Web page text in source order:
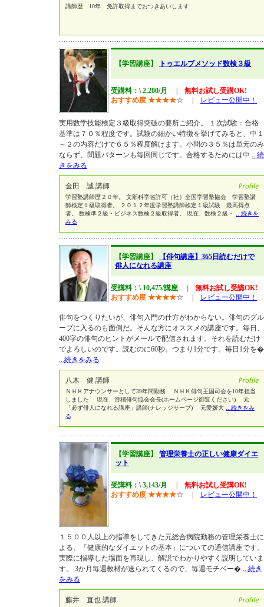
講師歴 10年 免許取得までおつきあいします
【学習講座】 トゥエルブメソッド数検３級
受講料：\ 2,200/月
無料お試し受講OK!
おすすめ度 ★★★★☆ レビュー公開中！
実用数学技能検定３級取得突破の要所ご紹介。 １次試験：合格
基準は７０％程度です。試験の細かい特徴を挙げてみると、中１
～２の内容だけで６５％程度解けます。小問の３５％は単元のみ
ならず、問題パターンも毎回同じです。合格するためには中 ...続
きをみる
金田 誠 講師
学習塾講師歴２０年。 文部科学省許可（社）全国学習塾協会 学習塾講
師検定１級取得者。 ２０１２年度学習塾講師検定１級試験 最高得点
者。 数検準２級・ビジネス数検２級取得者。 現在、数検２級・
...続きを
みる
【学習講座】
【俳句講座】365日読むだけで
俳人になれる講座
受講料：\ 10,475/講座
無料お試し受講OK!
おすすめ度 ★★★★☆ レビュー公開中！
俳句をつくりたいが、俳句入門の仕方がわからない。俳句のグル
ープに入るのも面倒だ。そんな方にオススメの講座です。毎日、
400字の俳句のヒントがメールで配信されます。それを読むだけ
でよろしいのです。読むのに60秒。つまり1分です。毎日1分を�
...続きをみる
八木 健 講師
ＮＨＫアナウンサーとして39年間勤務 ＮＨＫ俳句王国司会を10年担当
しました 現在 滑稽俳句協会会長(ホームページ御覧ください) 元
「必ず俳人になれる講座」講師(ナレッジサーブ) 元愛媛大
...続きをみ
る
【学習講座】 管理栄養士の正しい健康ダイエ
ット
受講料：\ 3,143/月
無料お試し受講OK!
おすすめ度 ★★★★☆ レビュー公開中！
１５００人以上の指導をしてきた元総合病院勤務の管理栄養士に
よる、「健康的なダイエットの基本」についての通信講座です。
実際に指導した場面を再現し、解説でわかりやすく説明していま
す。 3か月毎週教材が送られてくるので、毎週モチベー� ...続き
をみる
藤井 直也 講師